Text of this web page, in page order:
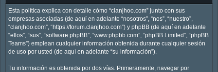
Esta política explica con detalle cómo “clanjhoo.com” junto con sus
empresas asociadas (de aquí en adelante “nosotros”, “nos”, “nuestro”,
“clanjhoo.com”, “https://forum.clanjhoo.com”) y phpBB (de aquí en adelante
“ellos”, “sus”, “software phpBB”, “www.phpbb.com”, “phpBB Limited”, “phpBB
Teams”) emplean cualquier información obtenida durante cualquier sesión
de uso por usted (de aquí en adelante “su información”).
Tu información es obtenida por dos vías. Primeramente, navegar por